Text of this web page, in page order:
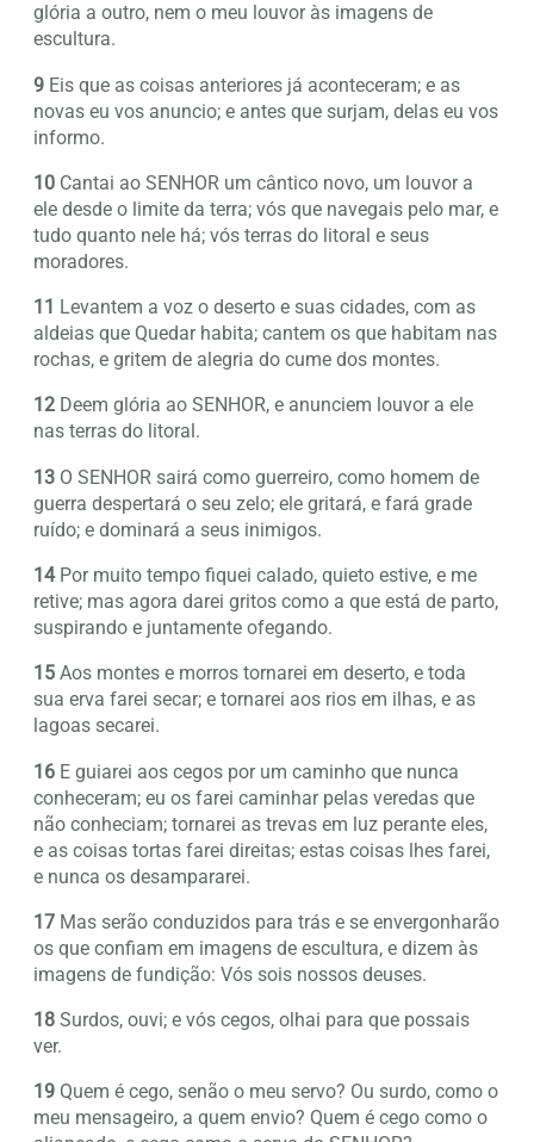
glória a outro, nem o meu louvor às imagens de
escultura.
9 Eis que as coisas anteriores já aconteceram; e as
novas eu vos anuncio; e antes que surjam, delas eu vos
informo.
10 Cantai ao SENHOR um cântico novo, um louvor a
ele desde o limite da terra; vós que navegais pelo mar, e
tudo quanto nele há; vós terras do litoral e seus
moradores.
11 Levantem a voz o deserto e suas cidades, com as
aldeias que Quedar habita; cantem os que habitam nas
rochas, e gritem de alegria do cume dos montes.
12 Deem glória ao SENHOR, e anunciem louvor a ele
nas terras do litoral.
13 O SENHOR sairá como guerreiro, como homem de
guerra despertará o seu zelo; ele gritará, e fará grade
ruído; e dominará a seus inimigos.
14Por muito tempo fiquei calado, quieto estive, e me
retive; mas agora darei gritos como a que está de parto,
suspirando e juntamente ofegando.
15 Aos montes e morros tornarei em deserto, e toda
sua erva farei secar; e tornarei aos rios em ilhas, e as
lagoas secarei.
16 E guiarei aos cegos por um caminho que nunca
conheceram; eu os farei caminhar pelas veredas que
não conheciam; tornarei as trevas em luz perante eles,
e as coisas tortas farei direitas; estas coisas lhes farei,
e nunca os desampararei.
17 Mas serão conduzidos para trás e se envergonharão
os que confiam em imagens de escultura, e dizem às
imagens de fundição: Vós sois nossos deuses.
18 Surdos, ouvi; e vós cegos, olhai para que possais
ver.
19 Quem é cego, senão o meu servo? Ou surdo, como o
meu mensageiro, a quem envio? Quem é cego como o